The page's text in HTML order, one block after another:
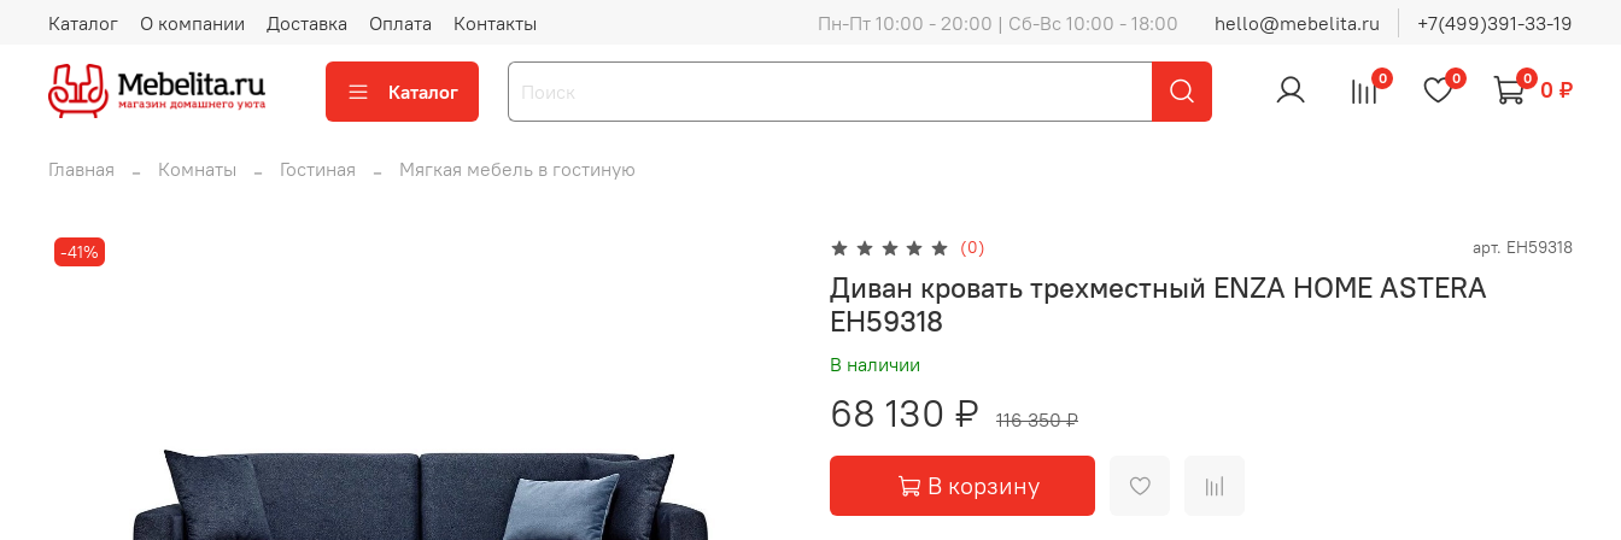
Каталог О компании Доставка Оплата Контакты Пн-Пт 10:00 - 20:00 | Сб-Вс 10:00 - 18:00 hello@mebelita.ru +7(499)391-33-19
Каталог
0 0 0 0 ₽
Главная Комнаты Гостиная Мягкая мебель в гостиную
-41% (0) арт. EH59318
Диван кровать трехместный ENZA HOME ASTERA
EH59318
В наличии
68 130 ₽ 116 350 ₽
В корзину